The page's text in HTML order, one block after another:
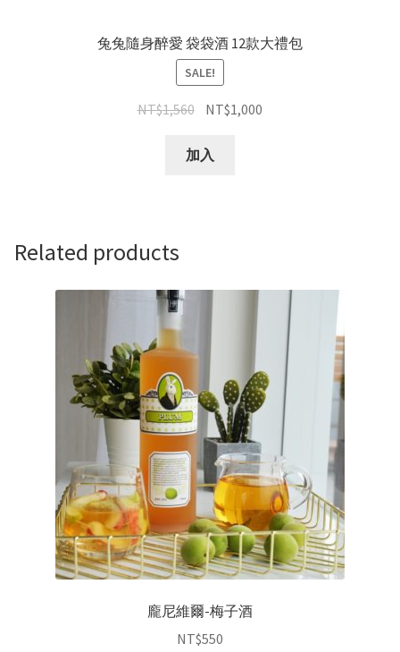
兔兔隨身醉愛 袋袋酒 12款大禮包
SALE!
NT$1,560 NT$1,000
加入
Related products
龐尼維爾-梅子酒
NT$550